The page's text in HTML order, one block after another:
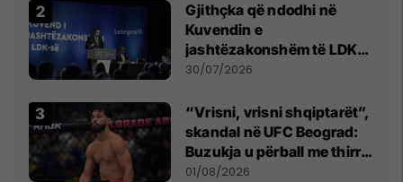
Gjithçka që ndodhi në
Kuvendin e
jashtëzakonshëm të LDK-
së
30/07/2026
“Vrisni, vrisni shqiptarët”,
skandal në UFC Beograd:
Buzukja u përball me thirrje
anti-shqiptare nga
01/08/2026